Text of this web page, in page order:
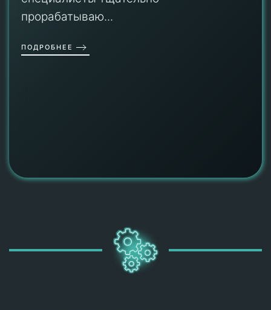
прорабатываю...
ПОДРОБНЕЕ